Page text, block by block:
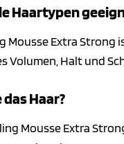
Haartypen
Mousse Extra
Volumen, Halt und
Haar?
Mousse Extra